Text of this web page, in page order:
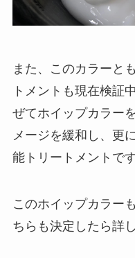
また、このカラーと
トメントも現在検証
ぜてホイップカラー
メージを緩和し、更
能トリートメントで
このホイップカラー
ちらも決定したら詳